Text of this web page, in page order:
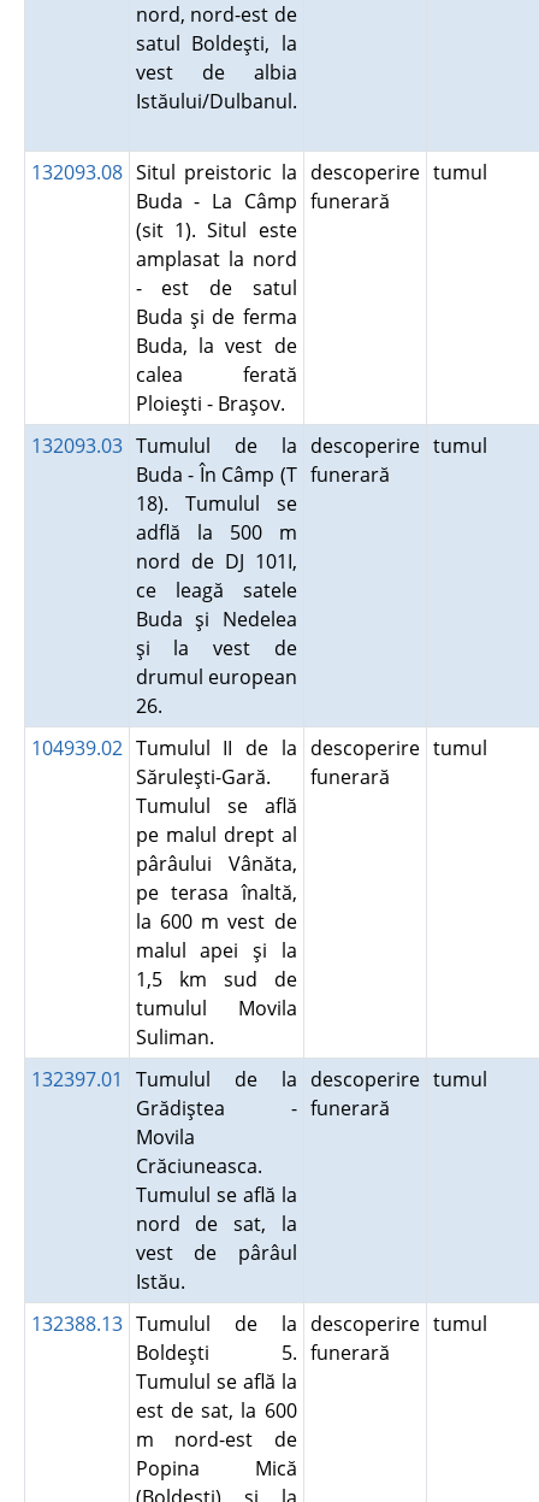
nord, nord-est de
satul Boldeşti, la
vest de albia
Istăului/Dulbanul.
132093.08 Situl preistoric la
Buda - La Câmp
(sit 1). Situl este
amplasat la nord
- est de satul
Buda şi de ferma
Buda, la vest de
calea ferată
Ploieşti - Braşov.
descoperire
funerară
tumul
132093.03 Tumulul de la
Buda - În Câmp (T
18). Tumulul se
adflă la 500 m
nord de DJ 101I,
ce leagă satele
Buda şi Nedelea
şi la vest de
drumul european
26.
descoperire
funerară
tumul
104939.02 Tumulul II de la
Săruleşti-Gară.
Tumulul se află
pe malul drept al
pârâului Vânăta,
pe terasa înaltă,
la 600 m vest de
malul apei şi la
1,5 km sud de
tumulul Movila
Suliman.
descoperire
funerară
tumul
132397.01
Tumulul de la
Grădiştea -
Movila
Crăciuneasca.
Tumulul se află la
nord de sat, la
vest de pârâul
Istău.
descoperire
funerară
tumul
132388.13 Tumulul de la
Boldeşti 5.
Tumulul se află la
est de sat, la 600
m nord-est de
Popina Mică
descoperire
funerară
tumul